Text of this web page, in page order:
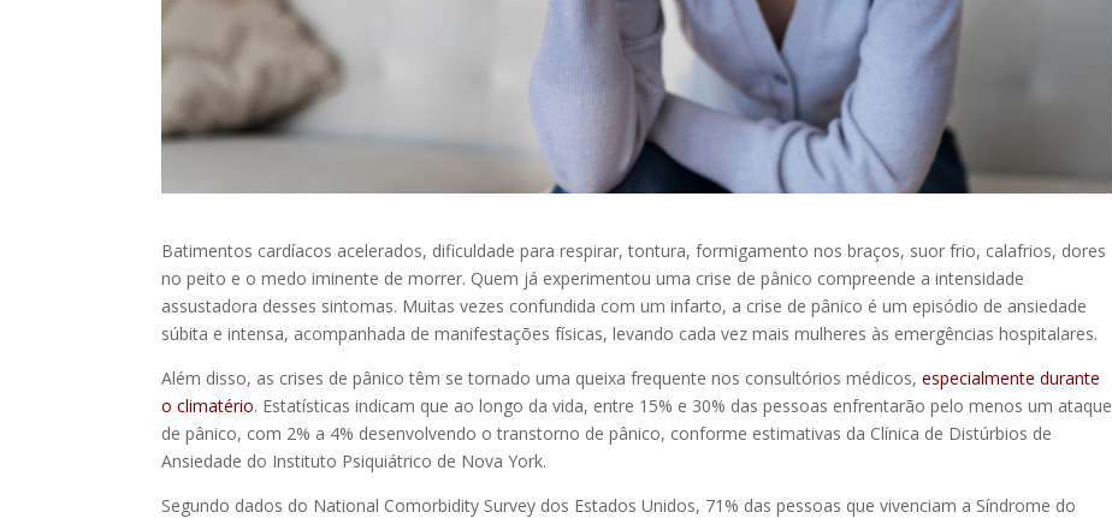
Batimentos cardíacos acelerados, dificuldade para respirar, tontura, formigamento nos braços, suor frio, calafrios, dores
no peito e o medo iminente de morrer. Quem já experimentou uma crise de pânico compreende a intensidade
assustadora desses sintomas. Muitas vezes confundida com um infarto, a crise de pânico é um episódio de ansiedade
súbita e intensa, acompanhada de manifestações físicas, levando cada vez mais mulheres às emergências hospitalares.
Além disso, as crises de pânico têm se tornado uma queixa frequente nos consultórios médicos,especialmente durante
o climatério. Estatísticas indicam que ao longo da vida, entre 15% e 30% das pessoas enfrentarão pelo menos um ataque
de pânico, com 2% a 4% desenvolvendo o transtorno de pânico, conforme estimativas da Clínica de Distúrbios de
Ansiedade do Instituto Psiquiátrico de Nova York.
Segundo dados do National Comorbidity Survey dos Estados Unidos, 71% das pessoas que vivenciam a Síndrome do